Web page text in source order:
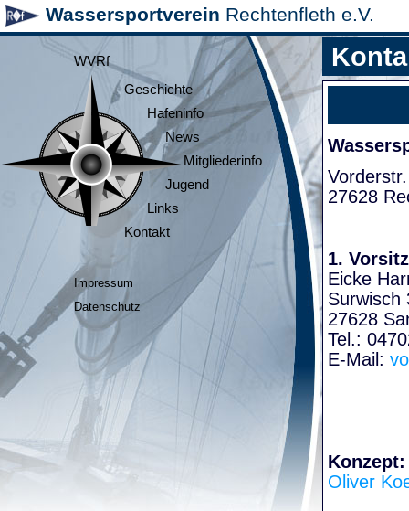
Wassersportverein Rechtenfleth e.V.
WVRf
Geschichte
Hafeninfo
News
Mitgliederinfo
Jugend
Links
Kontakt
Impressum
Datenschutz
27628
1.
Eicke
Surwisch
27628
Tel.:
E-Mail:
Konzept:
Oliver